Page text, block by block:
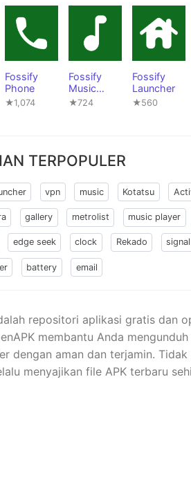
Fossify
Phone
★1,074
Fossify
Music
Player
★724
Fossify
Launcher
★560
TERPOPULER
vpn music Kotatsu
gallery metrolist music player
edge seek clock Rekado signal
battery email
repositori aplikasi gratis dan
membantu Anda
dengan aman dan terjamin.
menyajikan file APK terbaru